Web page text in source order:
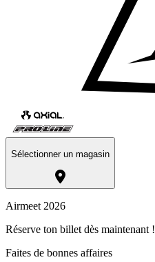
Sélectionner un magasin
Airmeet 2026
Réserve ton billet dès maintenant !
Faites de bonnes affaires